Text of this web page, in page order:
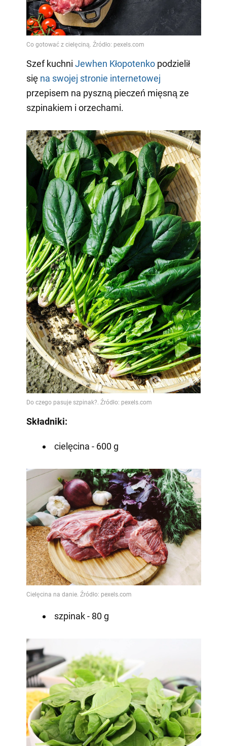
Video
Szef kuchni Jewhen Kłopotenkopodzielił
się na swojej stronie internetowej
przepisem na pyszną pieczeń mięsną ze
szpinakiem i orzechami.
Składniki:
cielęcina - 600 g
szpinak - 80 g